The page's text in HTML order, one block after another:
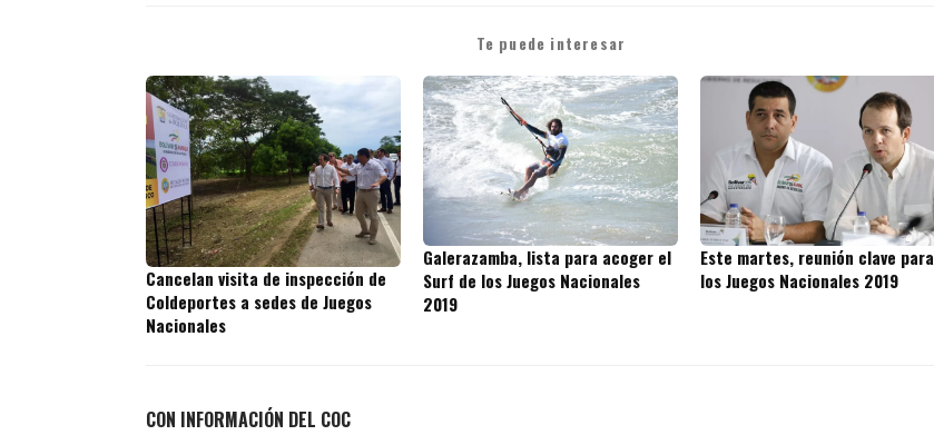
Te puede interesar
Cancelan visita de inspección de
Coldeportes a sedes de Juegos
Nacionales
Galerazamba, lista para acoger el
Surf de los Juegos Nacionales
2019
Este martes, reunión clave para
los Juegos Nacionales 2019
CON INFORMACIÓN DEL COC